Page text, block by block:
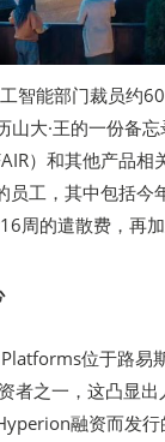
智能部门裁员约
大·王的一份备
）和其他产品
工，其中包括今
周的遣散费，再
位于路易
者之一，这凸显
融资而发